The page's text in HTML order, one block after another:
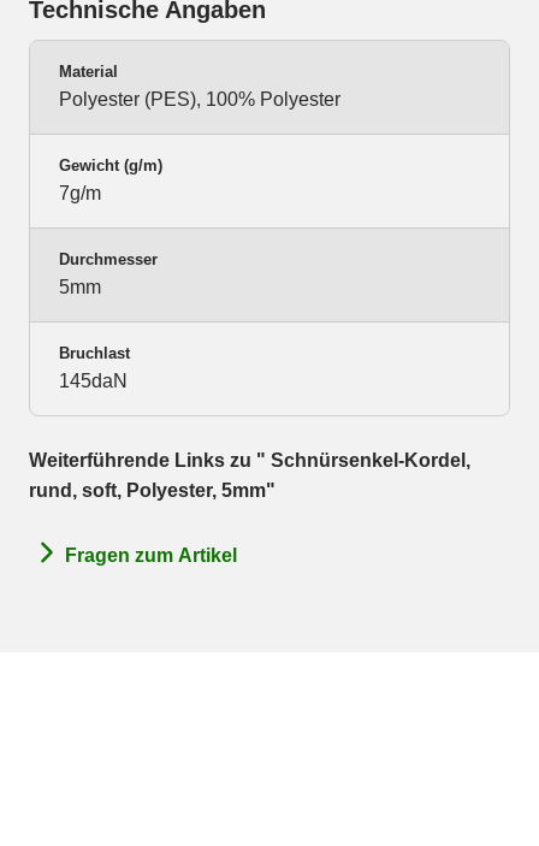
Technische Angaben
Material
Polyester (PES), 100% Polyester
Gewicht (g/m)
7g/m
Durchmesser
5mm
Bruchlast
145daN
Weiterführende Links zu " Schnürsenkel-Kordel,
rund, soft, Polyester, 5mm"
Fragen zum Artikel